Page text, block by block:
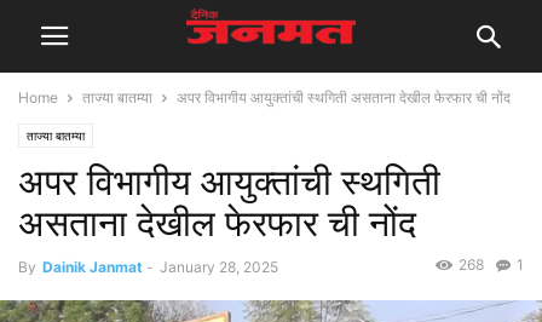
Home ताज्या बातम्या अपर विभागीय आयुक्तांची स्थगिती असताना देखील फेरफार ची नोंद
ताज्या बातम्या
अपर विभागीय आयुक्तांची स्थगिती
असताना देखील फेरफार ची नोंद
By Dainik Janmat - January 28, 2025 1
268